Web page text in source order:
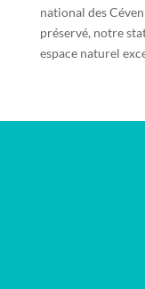
national des
préservé, notre
espace naturel